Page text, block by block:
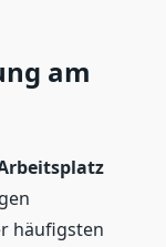
am
häufigsten